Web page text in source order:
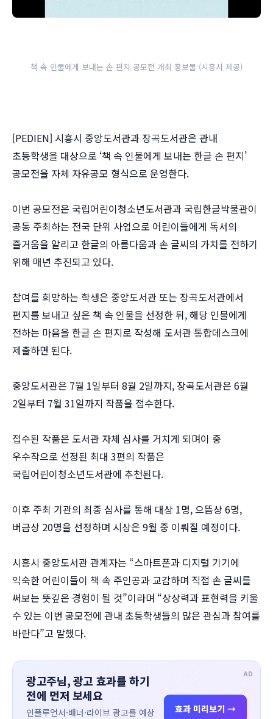
책 속 인물에게 보내는 손 편지 공모전 개최 홍보물 (시흥시 제공)
[PEDIEN] 시흥시 중앙도서관과 장곡도서관은 관내
초등학생을 대상으로 ‘책 속 인물에게 보내는 한글 손 편지’
공모전을 자체 자유공모 형식으로 운영한다.
이번 공모전은 국립어린이청소년도서관과 국립한글박물관이
공동 주최하는 전국 단위 사업으로 어린이들에게 독서의
즐거움을 알리고 한글의 아름다움과 손 글씨의 가치를 전하기
위해 매년 추진되고 있다.
참여를 희망하는 학생은 중앙도서관 또는 장곡도서관에서
편지를 보내고 싶은 책 속 인물을 선정한 뒤, 해당 인물에게
전하는 마음을 한글 손 편지로 작성해 도서관 통합데스크에
제출하면 된다.
중앙도서관은 7월 1일부터 8월 2일까지, 장곡도서관은 6월
2일부터 7월 31일까지 작품을 접수한다.
접수된 작품은 도서관 자체 심사를 거치게 되며이 중
우수작으로 선정된 최대 3편의 작품은
국립어린이청소년도서관에 추천된다.
이후 주최 기관의 최종 심사를 통해 대상 1명, 으뜸상 6명,
버금상 20명을 선정하며 시상은 9월 중 이뤄질 예정이다.
시흥시 중앙도서관 관계자는 “스마트폰과 디지털 기기에
익숙한 어린이들이 책 속 주인공과 교감하며 직접 손 글씨를
써보는 뜻깊은 경험이 될 것”이라며 “상상력과 표현력을 키울
수 있는 이번 공모전에 관내 초등학생들의 많은 관심과 참여를
바란다”고 말했다.
AD
광고주님, 광고 효과를 하기
전에 먼저 보세요
인플루언서·배너·라이브 광고를 예상 효과 미리보기 →